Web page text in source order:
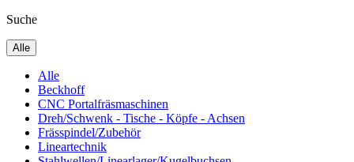
Suche
Alle
Alle
Beckhoff
CNC Portalfräsmaschinen
Dreh/Schwenk - Tische - Köpfe - Achsen
Frässpindel/Zubehör
Lineartechnik